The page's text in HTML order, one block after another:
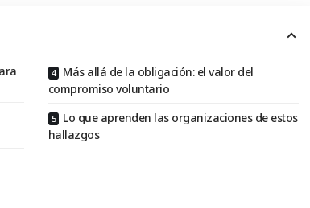
Más allá de la obligación: el valor del
compromiso voluntario
Lo que aprenden las organizaciones de estos
hallazgos